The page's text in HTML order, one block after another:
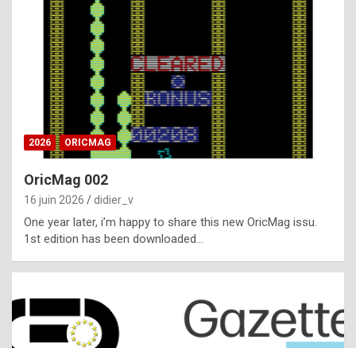
y
d
i
ff
i
l
t
t
s
2026 ORICMAG
OricMag 002
16 juin 2026 didier_v
One year later, i’m happy to share this new OricMag issu.
1st edition has been downloaded…